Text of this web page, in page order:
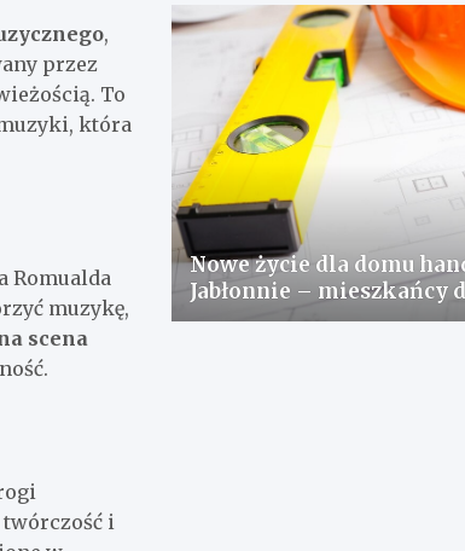
,
przez
To
która
Romualda
muzykę,
scena
i
Nowe życie dla domu
Jabłonnie – mieszkańcy